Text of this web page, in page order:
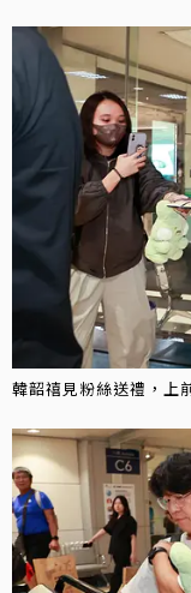
韓韶禧見粉絲送禮，上